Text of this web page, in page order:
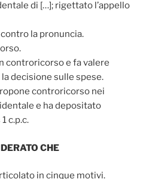
di […]; rigettato l’appello
la pronuncia.
controricorso e fa valere
decisione sulle spese.
controricorso nei
e ha depositato
c.p.c.
CHE
in cinque motivi.